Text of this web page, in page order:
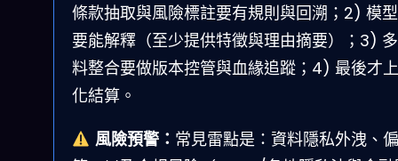
條款抽取與風險標註要有規則與回溯；2) 模
要能解釋（至少提供特徵與理由摘要）；3)
料整合要做版本控管與血緣追蹤；4) 最後才
化結算。
風險預警： 常見雷點是：資料隱私外洩、